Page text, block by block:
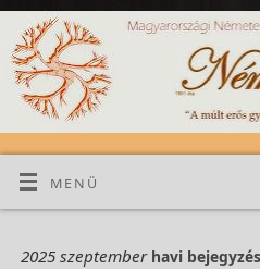
MENÜ
2025 szeptemberhavi